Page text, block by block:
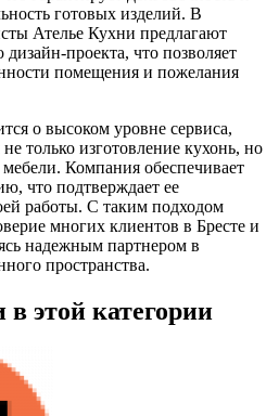
готовых изделий. В
Ателье Кухни предлагают
проекта, что позволяет
помещения и пожелания
о высоком уровне сервиса,
только изготовление кухонь, но
Компания обеспечивает
что подтверждает ее
работы. С таким подходом
многих клиентов в Бресте и
надежным партнером в
пространства.
этой категории